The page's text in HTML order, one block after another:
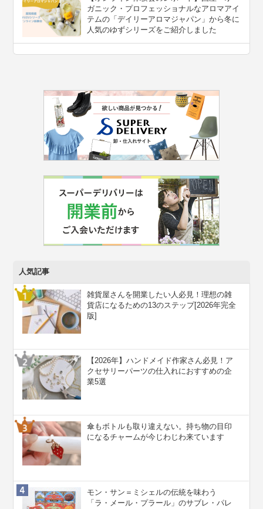
ガニック・プロフェッショナルなアロマアイ
テムの「デイリーアロマジャパン」から冬に
人気のゆずシリーズをご紹介しました
人気記事
雑貨屋さんを開業したい人必見！理想の雑
貨店になるための13のステップ[2026年完全
版]
【2026年】ハンドメイド作家さん必見！ア
クセサリーパーツの仕入れにおすすめの企
業5選
傘もボトルも取り違えない。持ち物の目印
になるチャームが今じわじわ来ています
モン・サン＝ミシェルの伝統を味わう
「ラ・メール・プラール」のサブレ・パレ